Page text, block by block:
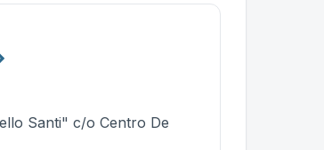
Santi" c/o Centro De